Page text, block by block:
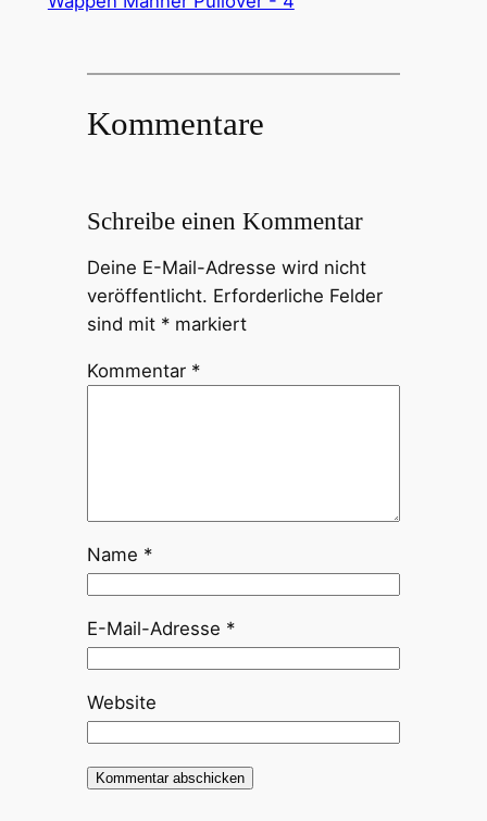
Kommentare
Schreibe einen Kommentar
Deine E-Mail-Adresse wird nicht
veröffentlicht. Erforderliche Felder
sind mit *markiert
Kommentar *
Name *
E-Mail-Adresse *
Website